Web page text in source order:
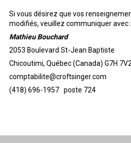
Si vous désirez que vos
modifiés, veuillez communiquer avec :
Mathieu Bouchard
2053 Boulevard St-Jean Baptiste
Chicoutimi, Québec (Canada) G7H 7V2
comptabilite@croftsinger.com
(418) 696-1957 poste 724